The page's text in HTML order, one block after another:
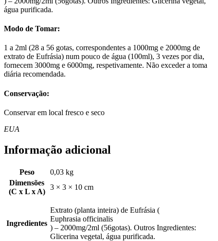
água purificada.
Modo de Tomar:
1 a 2ml (28 a 56 gotas, correspondentes a 1000mg e 2000mg de
extrato de Eufrásia) num pouco de água (100ml), 3 vezes por dia,
fornecem 3000mg e 6000mg, respetivamente. Não exceder a toma
diária recomendada.
Conservação:
Conservar em local fresco e seco
EUA
Informação adicional
Peso
0,03 kg
Dimensões
(C x L x A)
3 × 3 × 10 cm
Ingredientes
Extrato (planta inteira) de Eufrásia (
Euphrasia officinalis
) – 2000mg/2ml (56gotas). Outros Ingredientes:
Glicerina vegetal, água purificada.